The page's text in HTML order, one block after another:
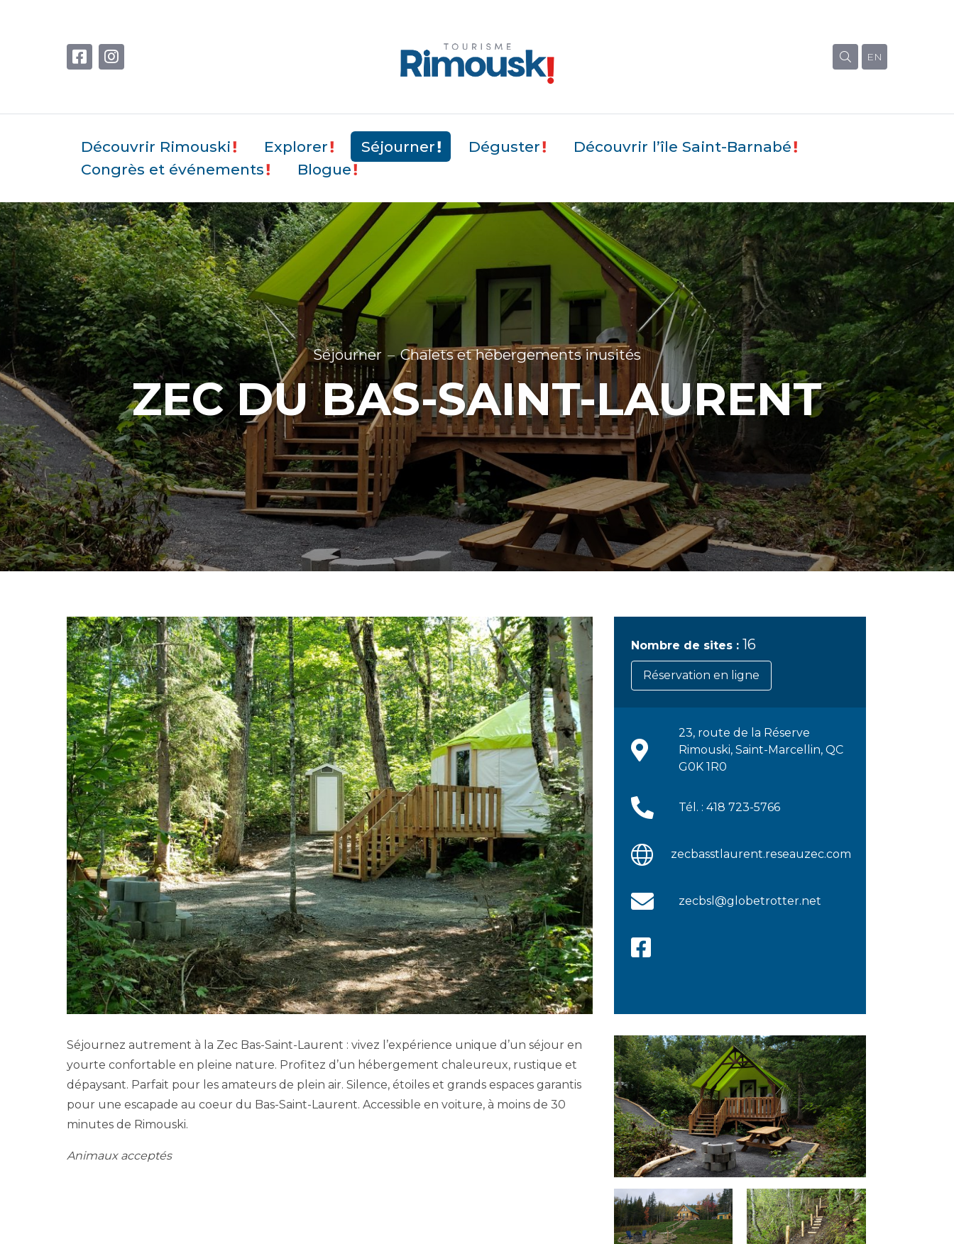
EN
Découvrir Rimouski Explorer Séjourner Déguster
Découvrir l’île Saint-Barnabé
Congrès et événements
Blogue
Séjourner Chalets et hébergements inusités
ZEC DU BAS-SAINT-LAURENT
Séjournez autrement à la Zec Bas-Saint-Laurent : vivez l’expérience unique d’un séjour en
yourte confortable en pleine nature. Profitez d’un hébergement chaleureux, rustique et
dépaysant. Parfait pour les amateurs de plein air. Silence, étoiles et grands espaces garantis
pour une escapade au coeur du Bas-Saint-Laurent. Accessible en voiture, à moins de 30
minutes de Rimouski.
Animaux acceptés
Nombre de sites :16
Réservation en ligne
23, route de la Réserve
Rimouski, Saint-Marcellin, QC
G0K 1R0
Tél. : 418 723-5766
zecbasstlaurent.reseauzec.com
zecbsl@globetrotter.net